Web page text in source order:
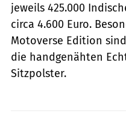
jeweils 425.000
circa 4.600 Euro.
Motoverse Edition
die handgenähten
Sitzpolster.